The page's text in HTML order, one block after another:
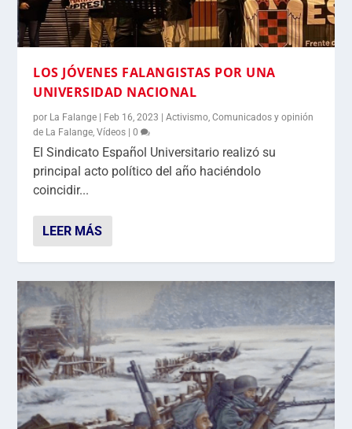
LOS JÓVENES FALANGISTAS POR UNA
UNIVERSIDAD NACIONAL
por La Falange Feb 16, 2023 |Activismo,Comunicados y opinión
de La Falange,Vídeos |0
El Sindicato Español Universitario realizó su
principal acto político del año haciéndolo
coincidir...
LEER MÁS